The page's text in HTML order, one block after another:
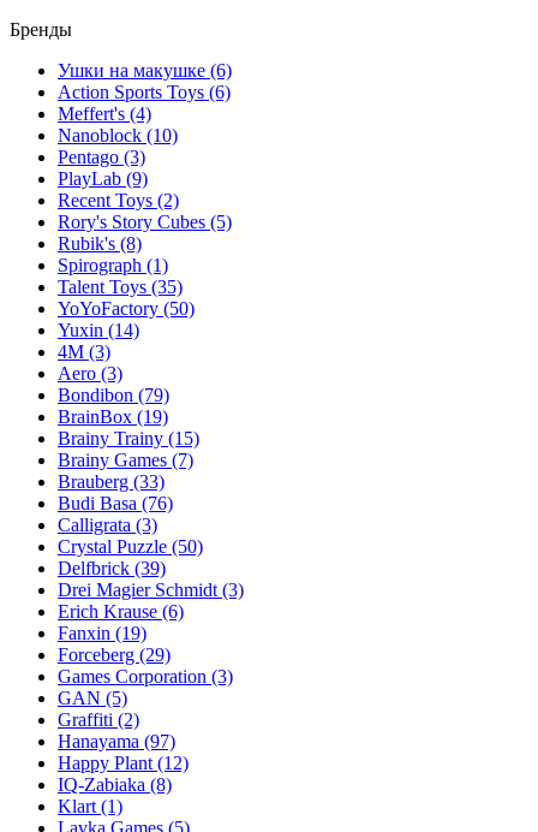
Бренды
Ушки на макушке (6)
Action Sports Toys (6)
Meffert's (4)
Nanoblock (10)
Pentago (3)
PlayLab (9)
Recent Toys (2)
Rory's Story Cubes (5)
Rubik's (8)
Spirograph (1)
Talent Toys (35)
YoYoFactory (50)
Yuxin (14)
4M (3)
Aero (3)
Bondibon (79)
BrainBox (19)
Brainy Trainy (15)
Brainy Games (7)
Brauberg (33)
Budi Basa (76)
Calligrata (3)
Crystal Puzzle (50)
Delfbrick (39)
Drei Magier Schmidt (3)
Erich Krause (6)
Fanxin (19)
Forceberg (29)
Games Corporation (3)
GAN (5)
Graffiti (2)
Hanayama (97)
Happy Plant (12)
IQ-Zabiaka (8)
Klart (1)
Lavka Games (5)